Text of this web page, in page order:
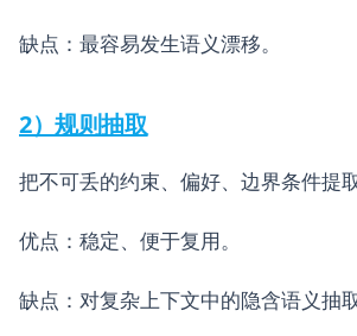
缺点：最容易发生语义漂移。
2）规则抽取
把不可丢的约束、偏好、边界条件提
优点：稳定、便于复用。
缺点：对复杂上下文中的隐含语义抽